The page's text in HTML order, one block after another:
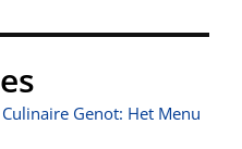
Genot: Het Menu